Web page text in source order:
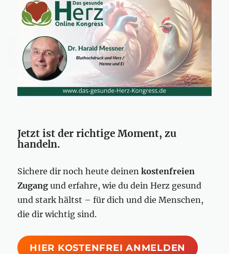
Jetzt ist der richtige Moment, zu
handeln.
Sichere dir noch heute deinenkostenfreien
Zugang und erfahre, wie du dein Herz gesund
und stark hältst – für dich und die Menschen,
die dir wichtig sind.
HIER KOSTENFREI ANMELDEN